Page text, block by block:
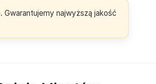
Gwarantujemy najwyższą jakość